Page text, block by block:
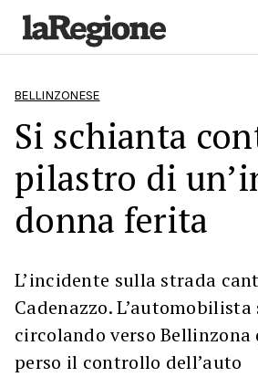
BELLINZONESE
Si schianta
pilastro di
donna ferita
L’incidente sulla strada
Cadenazzo. L’automobilista
circolando verso Bellinzona
perso il controllo dell’auto